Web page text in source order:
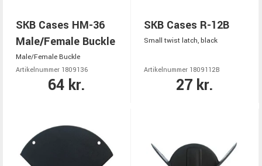
SKB Cases HM-36
Male/Female Buckle
Male/Female Buckle
Artikelnummer 1809136
64 kr.
SKB Cases R-12B
Small twist latch, black
Artikelnummer 1809112B
27 kr.